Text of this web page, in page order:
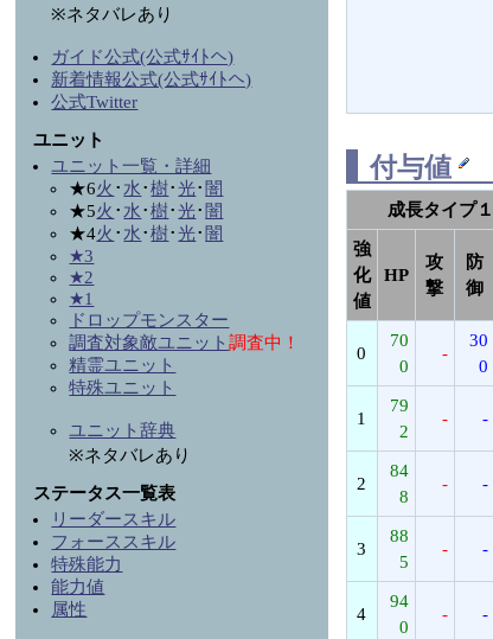
付与値
成長タイプ１
強
化
値
HP
攻
撃
防
御
0
70
0
-
30
0
1
79
2
- -
2
84
8
- -
3
88
5
- -
4
94
0
- -
※ネタバレあり
ガイド公式(公式ｻｲﾄへ)
新着情報公式(公式ｻｲﾄへ)
公式Twitter
ユニット
ユニット一覧・詳細
★6火 ･ 水 ･樹･光･ 闇
★5火 ･ 水 ･樹･光･ 闇
★4火 ･ 水 ･樹･光･ 闇
★3
★2
★1
ドロップモンスター
調査対象敵ユニット調査中！
精霊ユニット
特殊ユニット
ユニット辞典
※ネタバレあり
ステータス一覧表
リーダースキル
フォーススキル
特殊能力
能力値
属性